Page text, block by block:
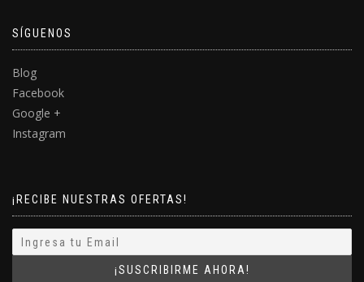
SÍGUENOS
Blog
Facebook
Google +
Instagram
¡RECIBE NUESTRAS OFERTAS!